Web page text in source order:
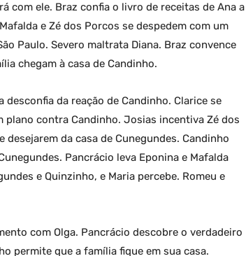
com ele. Braz confia o livro de receitas de Ana a
e Zé dos Porcos se despedem com um
Paulo. Severo maltrata Diana. Braz convence
chegam à casa de Candinho.
da reação de Candinho. Clarice se
plano contra Candinho. Josias incentiva Zé dos
da casa de Cunegundes. Candinho
Pancrácio leva Eponina e Mafalda
e Quinzinho, e Maria percebe. Romeu e
com Olga. Pancrácio descobre o verdadeiro
permite que a família fique em sua casa.